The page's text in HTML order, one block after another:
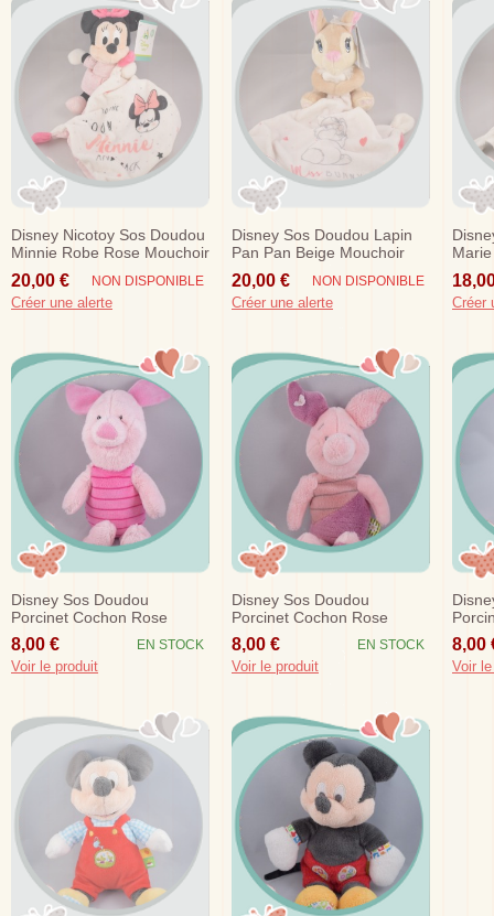
Disney Nicotoy Sos Doudou
Minnie Robe Rose Mouchoir
Moon
20,00 € NON DISPONIBLE
Créer une alerte
Disney Sos Doudou Lapin
Pan Pan Beige Mouchoir
Blanc Rose Miss Bunny
Coeur
20,00 € NON DISPONIBLE
Créer une alerte Créer
Disney Sos Doudou
Porcinet Cochon Rose
Violet Pastel 25 Cm
8,00 € EN STOCK
Voir le produit
Disney Sos Doudou
Porcinet Cochon Rose
Violet Pastel Papillon 20 Cm
8,00 € EN STOCK
Voir le produit
8,00
Voir